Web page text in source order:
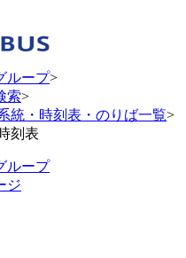
ループ>
索>
統・時刻表・のりば一覧>
刻表
ループ
ジ